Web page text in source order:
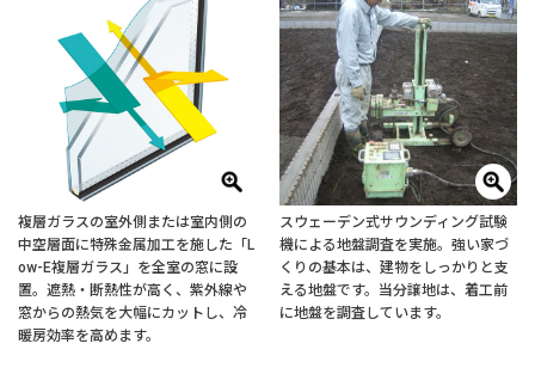
複層ガラスの室外側または室内側の
中空層面に特殊金属加工を施した「L
ow-E複層ガラス」を全室の窓に設
置。遮熱・断熱性が高く、紫外線や
窓からの熱気を大幅にカットし、冷
暖房効率を高めます。
スウェーデン式サウンディング試験
機による地盤調査を実施。強い家づ
くりの基本は、建物をしっかりと支
える地盤です。当分譲地は、着工前
に地盤を調査しています。